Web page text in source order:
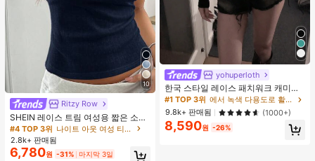
10
Ritzy Row
SHEIN 레이스 트림 여성용 짧은 소매
티셔츠, 슬림핏 여름 새 3버튼 전면 반
소매 탑
#4 TOP 3위
나이트 아웃 여성 티셔츠
2.8k+ 판매됨
6,780원 -31% 마지막 3일
yohuperloth
한국 스타일 레이스 패치워크 캐미솔
탱크 탑, Y2K 에스테틱, 스트리트웨어
캐주얼 여름
#1 TOP 3위
에서 녹색 다용도로 활용 가능한 데일리 탑
9.8k+ 판매됨
(1000+)
8,590원 -26%